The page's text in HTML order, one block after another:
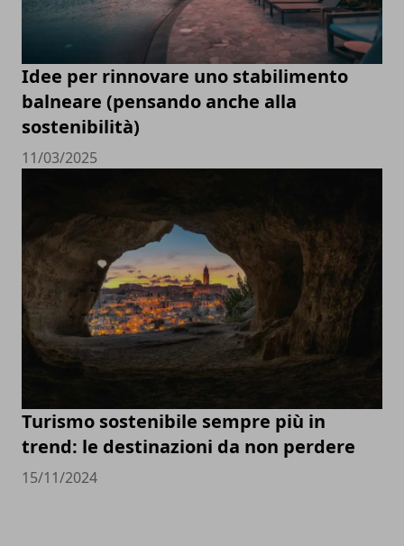
Idee per rinnovare uno stabilimento
balneare (pensando anche alla
sostenibilità)
11/03/2025
Turismo sostenibile sempre più in
trend: le destinazioni da non perdere
15/11/2024